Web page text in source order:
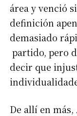
área y venció
definición
demasiado
partido, pero
decir que
De allí en